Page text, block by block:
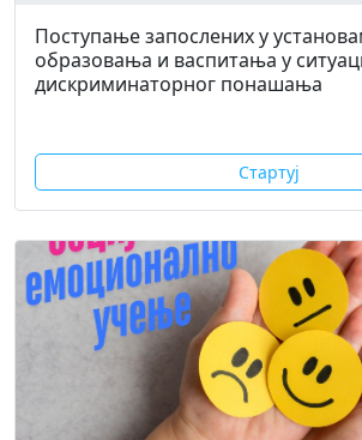
Поступање запослених у
образовања и васпитања у
дискриминаторног понашања
Стартуј